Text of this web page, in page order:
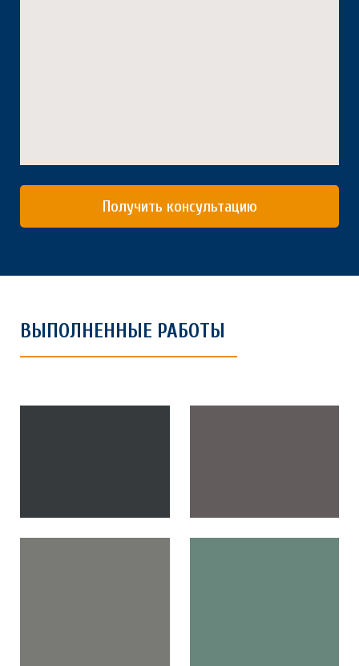
Получить консультацию
ВЫПОЛНЕННЫЕ РАБОТЫ